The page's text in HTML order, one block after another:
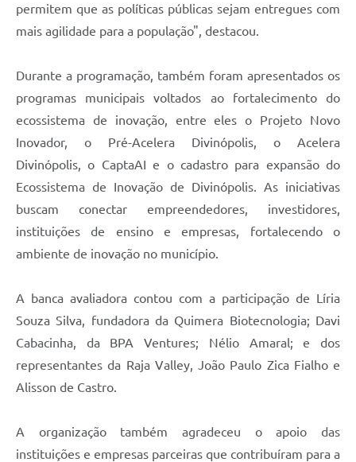
permitem que as políticas públicas sejam entregues com
mais agilidade para a população", destacou.
Durante a programação, também foram apresentados os
programas municipais voltados ao fortalecimento do
ecossistema de inovação, entre eles o Projeto Novo
Inovador, o Pré-Acelera Divinópolis, o Acelera
Divinópolis, o CaptaAI e o cadastro para expansão do
Ecossistema de Inovação de Divinópolis. As iniciativas
buscam conectar empreendedores, investidores,
instituições de ensino e empresas, fortalecendo o
ambiente de inovação no município.
A banca avaliadora contou com a participação de Líria
Souza Silva, fundadora da Quimera Biotecnologia; Davi
Cabacinha, da BPA Ventures; Nélio Amaral; e dos
representantes da Raja Valley, João Paulo Zica Fialho e
Alisson de Castro.
A organização também agradeceu o apoio das
instituições e empresas parceiras que contribuíram para a